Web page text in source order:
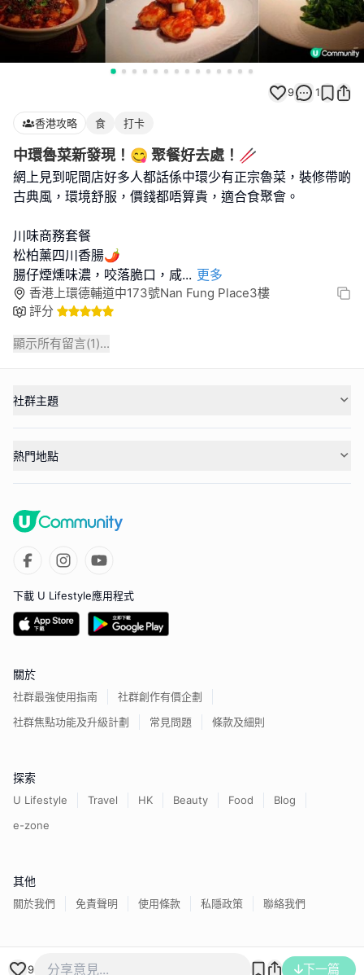
9 1
香港攻略 食 打卡
中環魯菜新發現！😋 聚餐好去處！🥢
網上見到呢間店好多人都話係中環少有正宗魯菜，裝修帶啲
古典風，環境舒服，價錢都唔算貴，適合食聚會。
川味商務套餐
松柏薰四川香腸🌶️
腸仔煙燻味濃，咬落脆口，咸... 更多
香港上環德輔道中173號Nan Fung Place3樓
評分
顯示所有留言(1)...
9 下一篇
社群主題
熱門地點
下載 U Lifestyle應用程式
關於
社群最強使用指南
社群創作有價企劃
社群焦點功能及升級計劃
常見問題 條款及細則
探索
U Lifestyle Travel HK Beauty Food
Blog
e-zone
其他
關於我們 免責聲明 使用條款 私隱政策 聯絡我們
香港經濟日報版權所有©